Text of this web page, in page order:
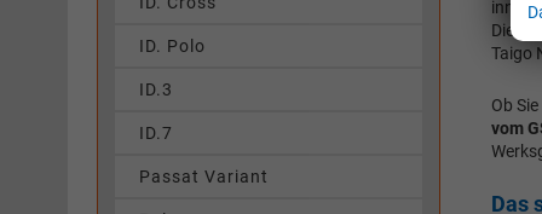
Dies
Taigo
Ob
vom
Das
ID. Polo
ID.3
ID.7
Passat Variant